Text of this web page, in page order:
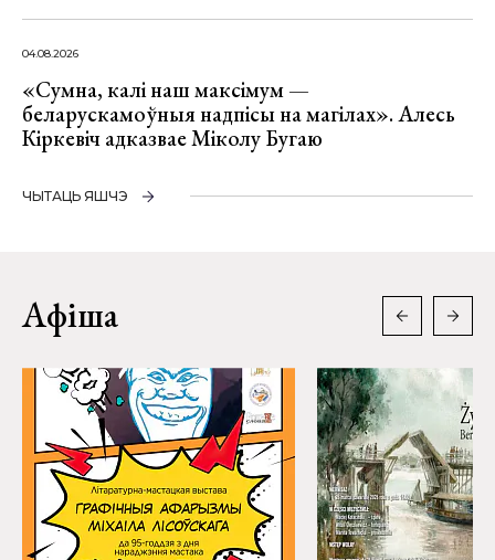
04.08.2026
«Сумна, калі наш максімум —
беларускамоўныя надпісы на магілах». Алесь
Кіркевіч адказвае Міколу Бугаю
ЧЫТАЦЬ ЯШЧЭ
Афіша